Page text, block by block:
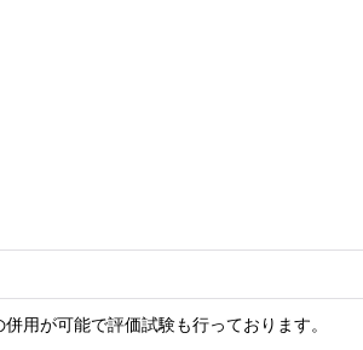
用が可能で評価試験も行っております。